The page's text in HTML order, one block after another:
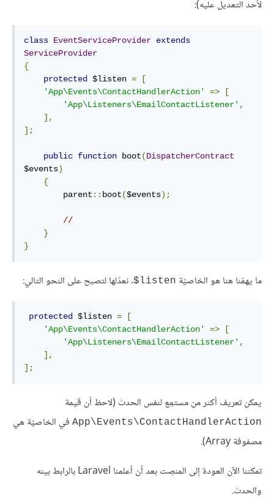
لأحد التعديل عليه):
class EventServiceProvider extends
ServiceProvider
{
protected $listen =
[
'App\Events\ContactHandlerAction'
=>
[
'App\Listeners\EmailContactListener' ,
],
];
public function boot(DispatcherContract
$events)
{
        parent
:: boot($events);
//
}
}
ما يهمّنا هنا هو الخاصيّة listen$ . نعدّلها لتصبح على النحو التالي:
protected $listen =
[
'App\Events\ContactHandlerAction'
=>
[
'App\Listeners\EmailContactListener' ,
],
];
يمكن تعريف أكثر من مستمِع لنفس الحدث (لاحظ أن قيمة
App\Events\ContactHandlerAction في الخاصيّة هي
مصفوفة Array).
تمكننا الآن العودة إلى المنصِت بعد أن أعلمنا Laravel بالرابط بينه
والحدث.